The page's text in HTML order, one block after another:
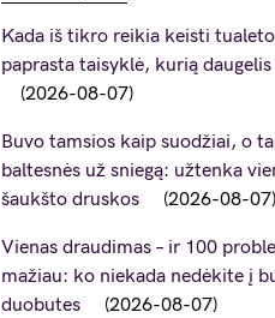
Kada iš tikro reikia keisti
paprasta taisyklė, kurią
2026-08-07
Buvo tamsios kaip suodžiai, o
baltesnės už sniegą: užtenka
šaukšto druskos
2026-08-07
Vienas draudimas – ir 100
mažiau: ko niekada nedėkite į
duobutes
2026-08-07